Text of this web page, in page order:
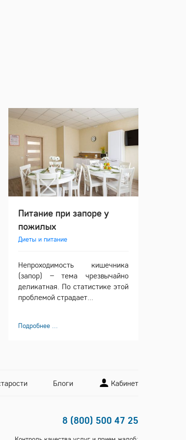
Питание при запоре у
пожилых
Диеты и питание
Непроходимость кишечника
(запор) – тема чрезвычайно
деликатная. По статистике этой
проблемой страдает...
Подробнее ...
Блоги Кабинет
8 (800) 500 47 25